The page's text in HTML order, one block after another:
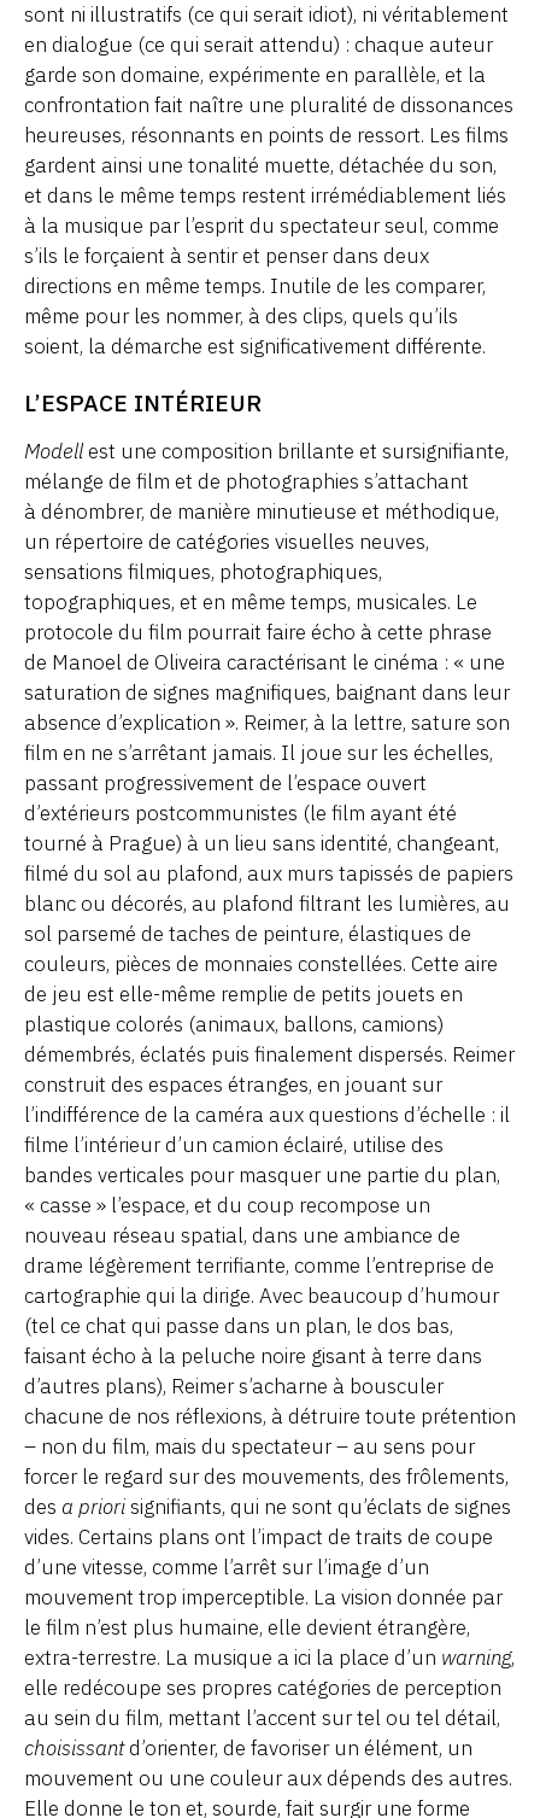
sont ni illustratifs (ce qui serait idiot), ni véritablement
en dialogue (ce qui serait attendu) : chaque auteur
garde son domaine, expérimente en parallèle, et la
confrontation fait naître une pluralité de dissonances
heureuses, résonnants en points de ressort. Les films
gardent ainsi une tonalité muette, détachée du son,
et dans le même temps restent irrémédiablement liés
à la musique par l’esprit du spectateur seul, comme
s’ils le forçaient à sentir et penser dans deux
directions en même temps. Inutile de les comparer,
même pour les nommer, à des clips, quels qu’ils
soient, la démarche est significativement différente.
L’ESPACE INTÉRIEUR
Modell est une composition brillante et sursignifiante,
mélange de film et de photographies s’attachant
à dénombrer, de manière minutieuse et méthodique,
un répertoire de catégories visuelles neuves,
sensations filmiques, photographiques,
topographiques, et en même temps, musicales. Le
protocole du film pourrait faire écho à cette phrase
de Manoel de Oliveira caractérisant le cinéma : « une
saturation de signes magnifiques, baignant dans leur
absence d’explication ». Reimer, à la lettre, sature son
film en ne s’arrêtant jamais. Il joue sur les échelles,
passant progressivement de l’espace ouvert
d’extérieurs postcommunistes (le film ayant été
tourné à Prague) à un lieu sans identité, changeant,
filmé du sol au plafond, aux murs tapissés de papiers
blanc ou décorés, au plafond filtrant les lumières, au
sol parsemé de taches de peinture, élastiques de
couleurs, pièces de monnaies constellées. Cette aire
de jeu est elle-même remplie de petits jouets en
plastique colorés (animaux, ballons, camions)
démembrés, éclatés puis finalement dispersés. Reimer
construit des espaces étranges, en jouant sur
l’indifférence de la caméra aux questions d’échelle : il
filme l’intérieur d’un camion éclairé, utilise des
bandes verticales pour masquer une partie du plan,
« casse » l’espace, et du coup recompose un
nouveau réseau spatial, dans une ambiance de
drame légèrement terrifiante, comme l’entreprise de
cartographie qui la dirige. Avec beaucoup d’humour
(tel ce chat qui passe dans un plan, le dos bas,
faisant écho à la peluche noire gisant à terre dans
d’autres plans), Reimer s’acharne à bousculer
chacune de nos réflexions, à détruire toute prétention
– non du film, mais du spectateur – au sens pour
forcer le regard sur des mouvements, des frôlements,
des a priorisignifiants, qui ne sont qu’éclats de signes
vides. Certains plans ont l’impact de traits de coupe
d’une vitesse, comme l’arrêt sur l’image d’un
mouvement trop imperceptible. La vision donnée par
le film n’est plus humaine, elle devient étrangère,
extra-terrestre. La musique a ici la place d’un warning,
elle redécoupe ses propres catégories de perception
au sein du film, mettant l’accent sur tel ou tel détail,
choisissantd’orienter, de favoriser un élément, un
mouvement ou une couleur aux dépends des autres.
Elle donne le ton et, sourde, fait surgir une forme